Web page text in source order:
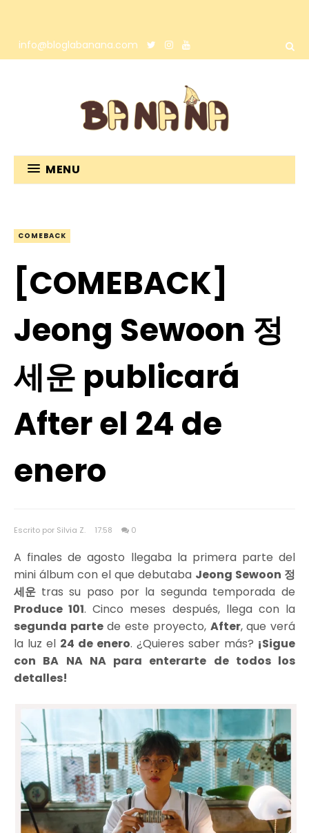
info@bloglabanana.com
MENU
COMEBACK
[COMEBACK]
Jeong Sewoon 정
세운 publicará
After el 24 de
enero
Escrito por Silvia Z. 17:58 0
A finales de agosto llegaba la primera parte del
mini álbum con el que debutaba Jeong Sewoon 정
세운 tras su paso por la segunda temporada de
Produce 101. Cinco meses después, llega con la
segunda partede este proyecto, After, que verá
la luz el 24 de enero. ¿Quieres saber más? ¡Sigue
con BA NA NA para enterarte de todos los
detalles!